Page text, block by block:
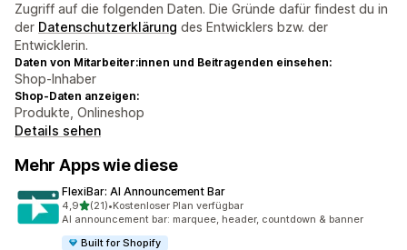
Zugriff auf die folgenden Daten. Die Gründe dafür findest du in
der Datenschutzerklärung des Entwicklers bzw. der
Entwicklerin.
Daten von Mitarbeiter:innen und Beitragenden einsehen:
Shop-Inhaber
Shop-Daten anzeigen:
Produkte, Onlineshop
Details sehen
Mehr Apps wie diese
FlexiBar: AI Announcement Bar
4,9von 5 Sternen
(21)
21 Rezensionen insgesamt
•Kostenloser Plan verfügbar
AI announcement bar: marquee, header, countdown & banner
Built for Shopify